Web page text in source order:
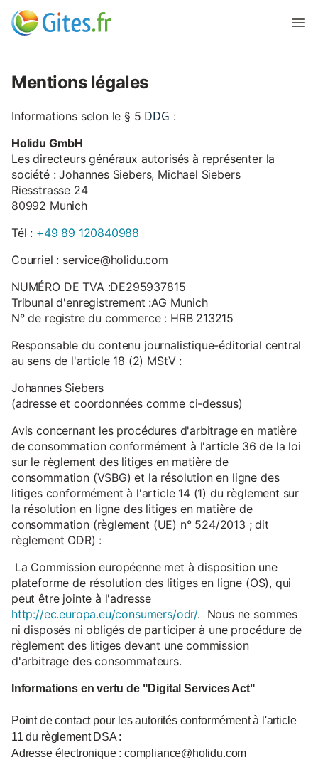
Mentions légales
Informations selon le § 5 DDG :
Holidu GmbH
Les directeurs généraux autorisés à représenter la
société : Johannes Siebers, Michael Siebers
Riesstrasse 24
80992 Munich
Tél : +49 89 120840988
Courriel : service@holidu.com
NUMÉRO DE TVA :DE295937815
Tribunal d'enregistrement :AG Munich
N° de registre du commerce : HRB 213215
Responsable du contenu journalistique-éditorial central
au sens de l'article 18 (2) MStV :
Johannes Siebers
(adresse et coordonnées comme ci-dessus)
Avis concernant les procédures d'arbitrage en matière
de consommation conformément à l'article 36 de la loi
sur le règlement des litiges en matière de
consommation (VSBG) et la résolution en ligne des
litiges conformément à l'article 14 (1) du règlement sur
la résolution en ligne des litiges en matière de
consommation (règlement (UE) n° 524/2013 ; dit
règlement ODR) :
La Commission européenne met à disposition une
plateforme de résolution des litiges en ligne (OS), qui
peut être jointe à l'adresse
http://ec.europa.eu/consumers/odr/. Nous ne sommes
ni disposés ni obligés de participer à une procédure de
règlement des litiges devant une commission
d'arbitrage des consommateurs.
Informations en vertu de "Digital Services Act"
Point de contact pour les autorités conformément à l'article
11 du règlement DSA :
Adresse électronique : compliance@holidu.com